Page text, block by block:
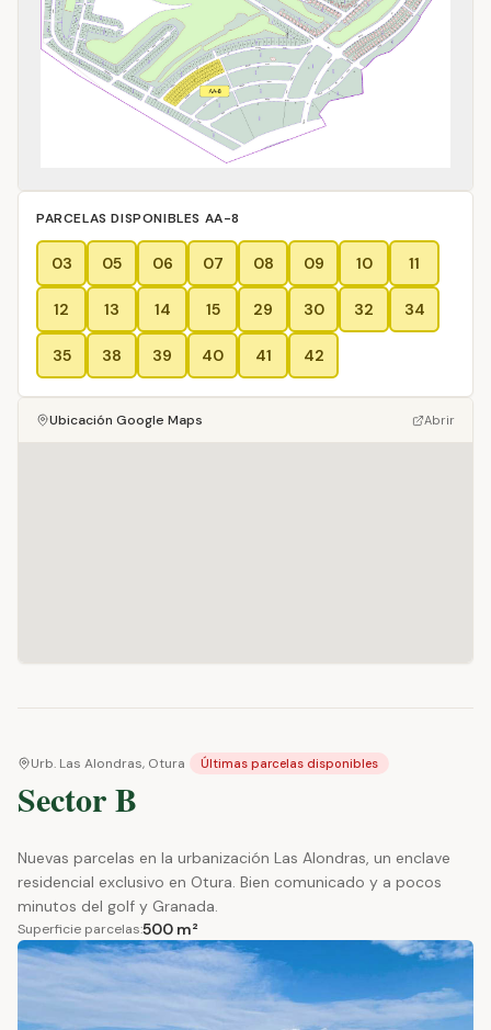
PARCELAS DISPONIBLES AA-8
03 05 06 07 08 09 10 11
12 13 14 15 29 30 32 34
35 38 39 40 41 42
Ubicación Google Maps Abrir
Urb. Las Alondras, Otura Últimas parcelas disponibles
Sector B
Nuevas parcelas en la urbanización Las Alondras, un enclave
residencial exclusivo en Otura. Bien comunicado y a pocos
minutos del golf y Granada.
Superficie parcelas:500 m²